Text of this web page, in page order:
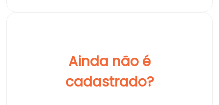
Ainda não é
cadastrado?